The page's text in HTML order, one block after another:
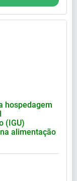
hospedagem
(IGU)
alimentação